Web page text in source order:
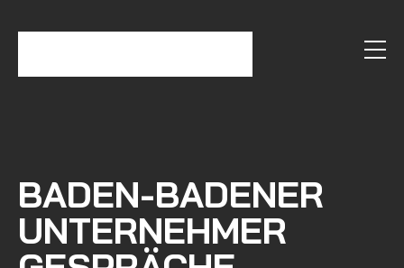
BADEN-BADENER
UNTERNEHMER